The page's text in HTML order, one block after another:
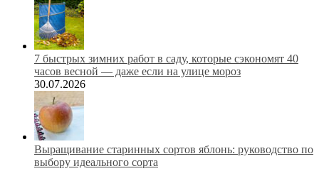
7 быстрых зимних работ в саду, которые сэкономят 40
часов весной — даже если на улице мороз
30.07.2026
Выращивание старинных сортов яблонь: руководство по
выбору идеального сорта